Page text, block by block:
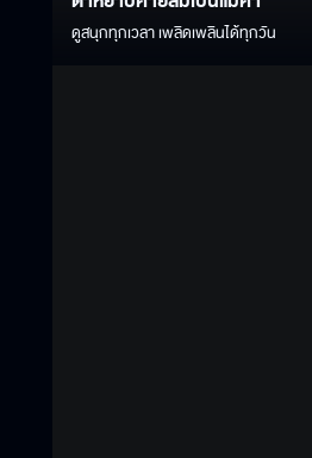
ดูสนุกทุกเวลา เพลิดเพลินได้ทุกวัน